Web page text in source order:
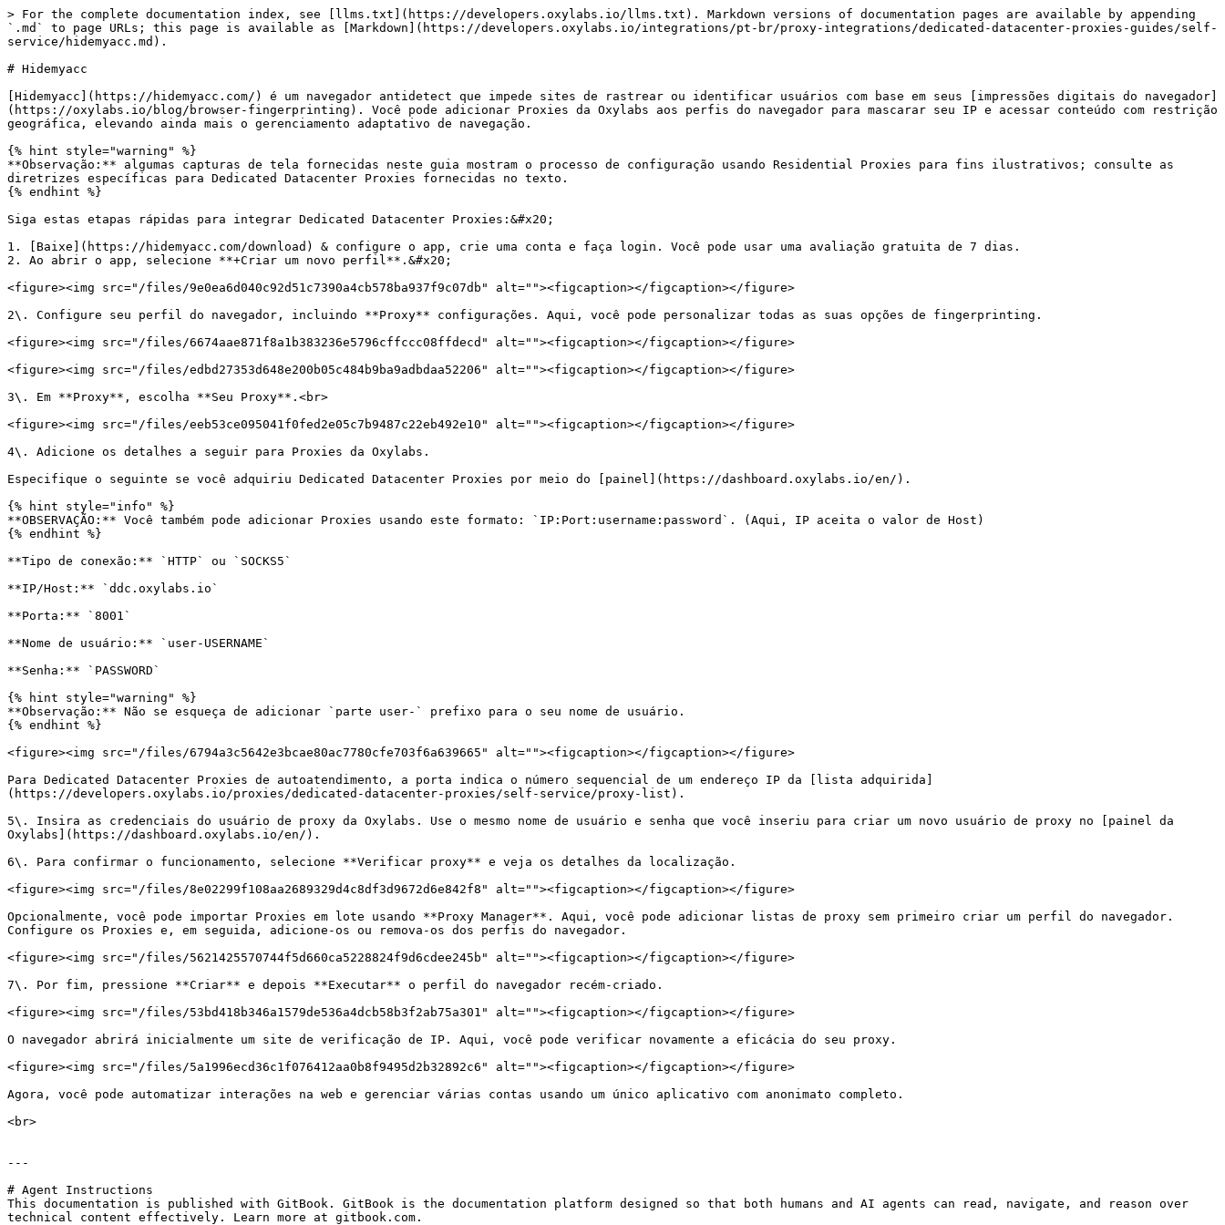
> For the complete documentation index, see [llms.txt](https://developers.oxylabs.io/llms.txt). Markdown versions of documentation pages are available by appending
`.md` to page URLs; this page is available as [Markdown](https://developers.oxylabs.io/integrations/pt-br/proxy-integrations/dedicated-datacenter-proxies-guides/self-
service/hidemyacc.md).
# Hidemyacc
[Hidemyacc](https://hidemyacc.com/) é um navegador antidetect que impede sites de rastrear ou identificar usuários com base em seus [impressões digitais do navegador]
(https://oxylabs.io/blog/browser-fingerprinting). Você pode adicionar Proxies da Oxylabs aos perfis do navegador para mascarar seu IP e acessar conteúdo com restrição
geográfica, elevando ainda mais o gerenciamento adaptativo de navegação.
{% hint style="warning" %}
**Observação:** algumas capturas de tela fornecidas neste guia mostram o processo de configuração usando Residential Proxies para fins ilustrativos; consulte as
diretrizes específicas para Dedicated Datacenter Proxies fornecidas no texto.
{% endhint %}
Siga estas etapas rápidas para integrar Dedicated Datacenter Proxies:&#x20;
1. [Baixe](https://hidemyacc.com/download) & configure o app, crie uma conta e faça login. Você pode usar uma avaliação gratuita de 7 dias.
2. Ao abrir o app, selecione **+Criar um novo perfil**.&#x20;
<figure><img src="/files/9e0ea6d040c92d51c7390a4cb578ba937f9c07db" alt=""><figcaption></figcaption></figure>
2\. Configure seu perfil do navegador, incluindo **Proxy** configurações. Aqui, você pode personalizar todas as suas opções de fingerprinting.
<figure><img src="/files/6674aae871f8a1b383236e5796cffccc08ffdecd" alt=""><figcaption></figcaption></figure>
<figure><img src="/files/edbd27353d648e200b05c484b9ba9adbdaa52206" alt=""><figcaption></figcaption></figure>
3\. Em **Proxy**, escolha **Seu Proxy**.<br>
<figure><img src="/files/eeb53ce095041f0fed2e05c7b9487c22eb492e10" alt=""><figcaption></figcaption></figure>
4\. Adicione os detalhes a seguir para Proxies da Oxylabs.
Especifique o seguinte se você adquiriu Dedicated Datacenter Proxies por meio do [painel](https://dashboard.oxylabs.io/en/).
{% hint style="info" %}
**OBSERVAÇÃO:** Você também pode adicionar Proxies usando este formato: `IP:Port:username:password`. (Aqui, IP aceita o valor de Host)
{% endhint %}
**Tipo de conexão:** `HTTP` ou `SOCKS5`
**IP/Host:** `ddc.oxylabs.io`
**Porta:** `8001`
**Nome de usuário:** `user-USERNAME`
**Senha:** `PASSWORD`
{% hint style="warning" %}
**Observação:** Não se esqueça de adicionar `parte user-` prefixo para o seu nome de usuário.
{% endhint %}
<figure><img src="/files/6794a3c5642e3bcae80ac7780cfe703f6a639665" alt=""><figcaption></figcaption></figure>
Para Dedicated Datacenter Proxies de autoatendimento, a porta indica o número sequencial de um endereço IP da [lista adquirida]
(https://developers.oxylabs.io/proxies/dedicated-datacenter-proxies/self-service/proxy-list).
5\. Insira as credenciais do usuário de proxy da Oxylabs. Use o mesmo nome de usuário e senha que você inseriu para criar um novo usuário de proxy no [painel da
Oxylabs](https://dashboard.oxylabs.io/en/).
6\. Para confirmar o funcionamento, selecione **Verificar proxy** e veja os detalhes da localização.
<figure><img src="/files/8e02299f108aa2689329d4c8df3d9672d6e842f8" alt=""><figcaption></figcaption></figure>
Opcionalmente, você pode importar Proxies em lote usando **Proxy Manager**. Aqui, você pode adicionar listas de proxy sem primeiro criar um perfil do navegador.
Configure os Proxies e, em seguida, adicione-os ou remova-os dos perfis do navegador.
<figure><img src="/files/5621425570744f5d660ca5228824f9d6cdee245b" alt=""><figcaption></figcaption></figure>
7\. Por fim, pressione **Criar** e depois **Executar** o perfil do navegador recém-criado.
<figure><img src="/files/53bd418b346a1579de536a4dcb58b3f2ab75a301" alt=""><figcaption></figcaption></figure>
O navegador abrirá inicialmente um site de verificação de IP. Aqui, você pode verificar novamente a eficácia do seu proxy.
<figure><img src="/files/5a1996ecd36c1f076412aa0b8f9495d2b32892c6" alt=""><figcaption></figcaption></figure>
Agora, você pode automatizar interações na web e gerenciar várias contas usando um único aplicativo com anonimato completo.
<br>
---
# Agent Instructions
This documentation is published with GitBook. GitBook is the documentation platform designed so that both humans and AI agents can read, navigate, and reason over
technical content effectively. Learn more at gitbook.com.